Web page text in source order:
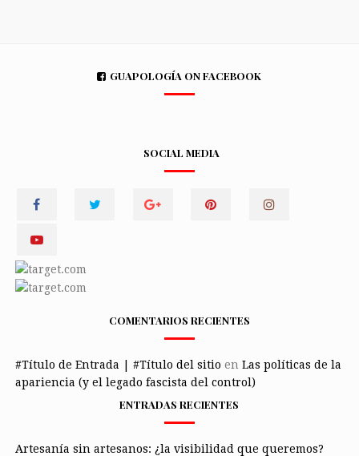
GUAPOLOGÍA ON FACEBOOK
SOCIAL MEDIA
COMENTARIOS RECIENTES
#Título de Entrada | #Título del sitio en Las políticas de la
apariencia (y el legado fascista del control)
ENTRADAS RECIENTES
Artesanía sin artesanos: ¿la visibilidad que queremos?